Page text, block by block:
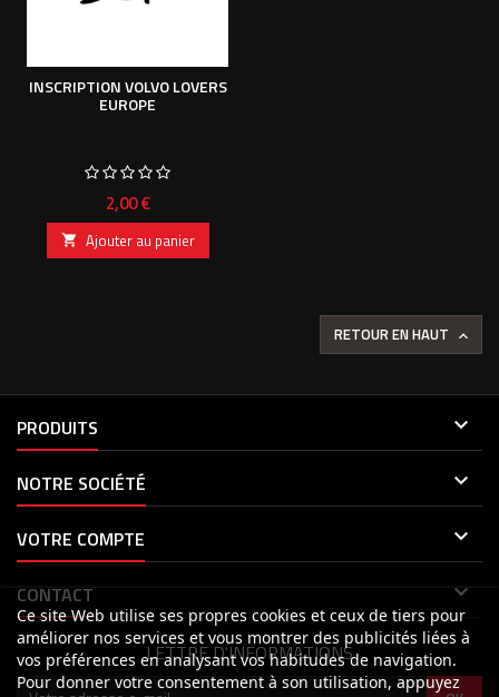
INSCRIPTION VOLVO LOVERS
EUROPE
Prix
2,00 €
 Ajouter au panier
RETOUR EN HAUT 
PRODUITS 
NOTRE SOCIÉTÉ 
VOTRE COMPTE 
CONTACT 
Ce site Web utilise ses propres cookies et ceux de tiers pour
améliorer nos services et vous montrer des publicités liées à
vos préférences en analysant vos habitudes de navigation.
Pour donner votre consentement à son utilisation, appuyez
LETTRE D'INFORMATIONS